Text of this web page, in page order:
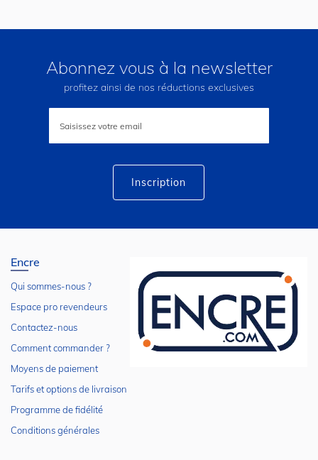
Abonnez vous à la newsletter
profitez ainsi de nos réductions exclusives
lettre
Inscription
Encre
Qui sommes-nous ?
Espace pro revendeurs
Contactez-nous
Comment commander ?
Moyens de paiement
Tarifs et options de livraison
Programme de fidélité
Conditions générales